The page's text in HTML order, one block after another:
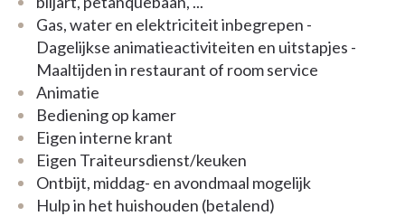
veel sociaal contact met niet-bewoners. Dit
weliswaar zonder de rust en privacy uit het oog te
verliezen en de sociale contactarmoede tegen te
gaan
Gas, water en elektriciteit inbegrepen -
Dagelijkse animatieactiviteiten en uitstapjes -
Maaltijden in restaurant of room service
Animatie
Bediening op kamer
Eigen interne krant
Eigen Traiteursdienst/keuken
Ontbijt, middag- en avondmaal mogelijk
Hulp in het huishouden (betalend)